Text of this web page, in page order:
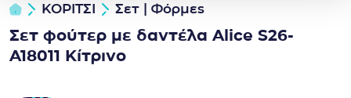
ΚΟΡΙΤΣΙ Σετ | Φόρμες
Σετ φούτερ με δαντέλα Alice S26-
A18011 Κίτρινο